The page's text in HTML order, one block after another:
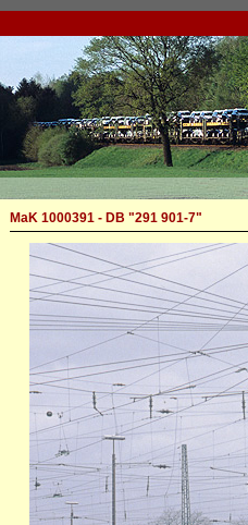
MaK 1000391 - DB "291 901-7"